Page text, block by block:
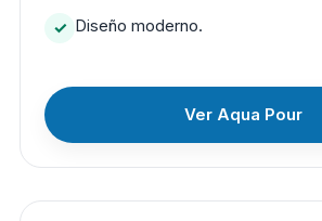
Diseño moderno.
Ver Aqua Pour